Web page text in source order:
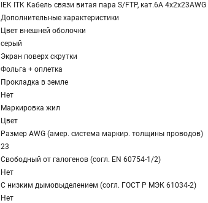
IEK ITK Кабель связи витая пара S/FTP, кат.6A
Дополнительные характеристики
Цвет внешней оболочки
серый
Экран поверх скрутки
Фольга + оплетка
Прокладка в земле
Нет
Маркировка жил
Цвет
Размер AWG (амер. система маркир. толщины проводов)
23
Свободный от галогенов (согл. EN 60754-1/2)
Нет
С низким дымовыделением (согл. ГОСТ Р МЭК 61034-2)
Нет